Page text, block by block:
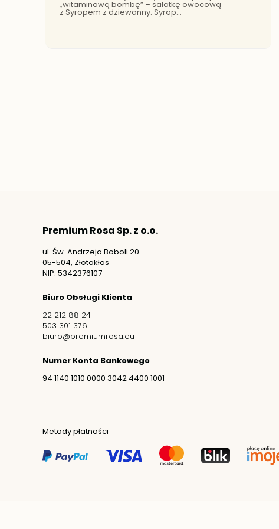
„witaminową bombę” – sałatkę owocową
z Syropem z dziewanny. Syrop
Premium Rosa Sp. z o.o.
ul. Św. Andrzeja Boboli 20
05-504, Złotokłos
NIP: 5342376107
Biuro Obsługi Klienta
22 212 88 24
503 301 376
biuro@premiumrosa.eu
Numer Konta Bankowego
94 1140 1010 0000 3042 4400 1001